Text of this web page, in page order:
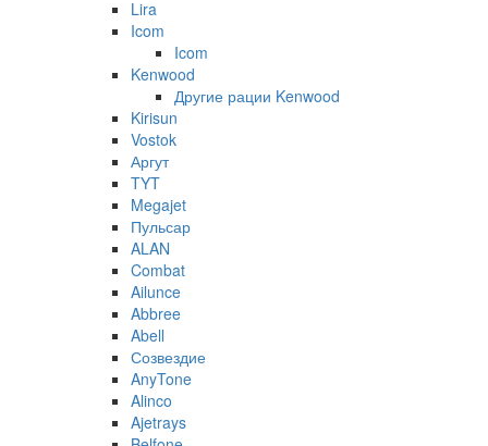
Lira
Icom
Icom
Kenwood
Другие рации Kenwood
Kirisun
Vostok
Аргут
TYT
Megajet
Пульсар
ALAN
Combat
Ailunce
Abbree
Abell
Созвездие
AnyTone
Alinco
Ajetrays